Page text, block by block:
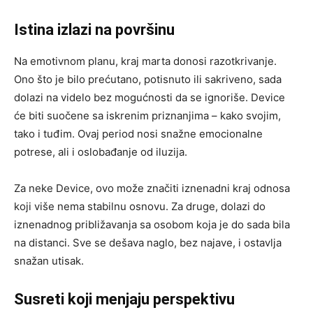
Istina izlazi na površinu
Na emotivnom planu, kraj marta donosi razotkrivanje.
Ono što je bilo prećutano, potisnuto ili sakriveno, sada
dolazi na videlo bez mogućnosti da se ignoriše. Device
će biti suočene sa iskrenim priznanjima – kako svojim,
tako i tuđim. Ovaj period nosi snažne emocionalne
potrese, ali i oslobađanje od iluzija.
Za neke Device, ovo može značiti iznenadni kraj odnosa
koji više nema stabilnu osnovu. Za druge, dolazi do
iznenadnog približavanja sa osobom koja je do sada bila
na distanci. Sve se dešava naglo, bez najave, i ostavlja
snažan utisak.
Susreti koji menjaju perspektivu